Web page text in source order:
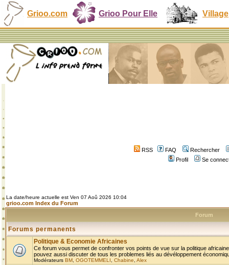
Grioo.com Grioo Pour Elle Village
RSS FAQ
Rechercher
Profil
Se
La date/heure actuelle est Ven 07 Aoû 2026 10:04
grioo.com Index du Forum
Forum
Forums permanents
Politique & Economie Africaines
Ce forum vous permet de confronter vos points de vue sur la politique
pouvez aussi discuter de tous les problemes liés au dévéloppement
Modérateurs BM OGOTEMMELI Chabine Alex